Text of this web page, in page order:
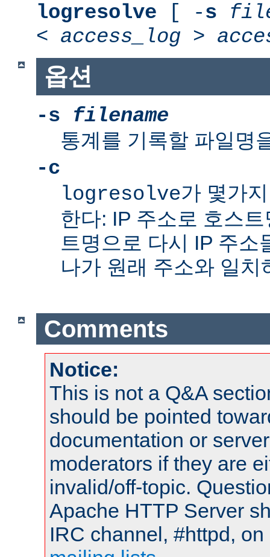
logresolve [ -s
< access_log >
옵션
-s filename
통계를 기록할 파일명
-c
logresolve가 몇가
한다: IP 주소로 호스
트명으로 다시 IP 주소
나가 원래 주소와 일치
Comments
Notice:
This is not a Q&A
should be pointed
documentation or
moderators if they are
invalid/off-topic.
Apache HTTP Server
IRC channel, #httpd,